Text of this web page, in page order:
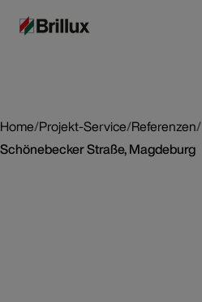
Home/Projekt-Service/Referenzen/
Schönebecker Straße, Magdeburg